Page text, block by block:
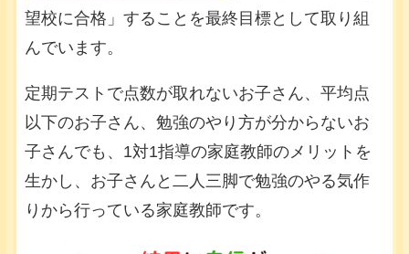
望校に合格」することを最終目標として取り組
んでいます。
定期テストで点数が取れないお子さん、平均点
以下のお子さん、勉強のやり方が分からないお
子さんでも、1対1指導の家庭教師のメリットを
生かし、お子さんと二人三脚で勉強のやる気作
りから行っている家庭教師です。